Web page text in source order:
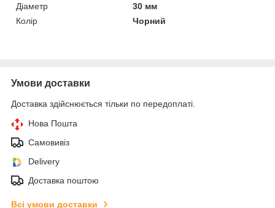
Діаметр
30 мм
Колір
Чорний
Умови доставки
Доставка здійснюється тільки по передоплаті.
Нова Пошта
Самовивіз
Delivery
Доставка поштою
Всі умови доставки